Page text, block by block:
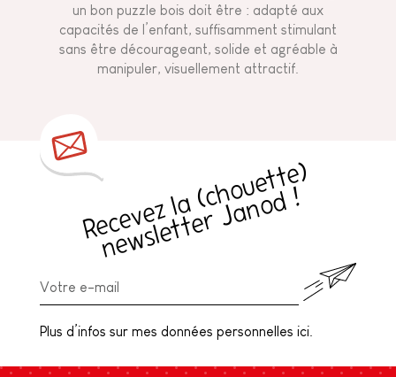
un bon puzzle bois doit être : adapté aux
capacités de l’enfant, suffisamment stimulant
sans être décourageant, solide et agréable à
manipuler, visuellement attractif.
R
e
c
e
v
e
z
l
a
(
c
h
o
u
e
t
t
e
)
n
e
w
sl
e
t
t
e
r
J
a
n
o
d
!
Plus d’infos sur mes données personnelles ici.